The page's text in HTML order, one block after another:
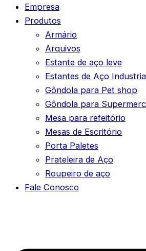
Empresa
Produtos
Armário
Arquivos
Estante de aço leve
Estantes de Aço
Gôndola para Pet shop
Gôndola para
Mesa para refeitório
Mesas de Escritório
Porta Paletes
Prateleira de Aço
Roupeiro de aço
Fale Conosco